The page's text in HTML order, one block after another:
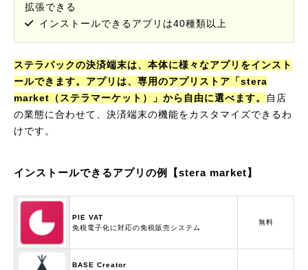
拡張できる
インストールできるアプリは40種類以上
ステラパックの決済端末は、本体に様々なアプリをインスト
ールできます。アプリは、専用のアプリストア「stera
market（ステラマーケット）」から自由に選べます。
自店
の業態に合わせて、決済端末の機能をカスタマイズできるわ
けです。
インストールできるアプリの例【stera market】
PIE VAT
免税電子化に対応の免税販売システム
無料
BASE Creator